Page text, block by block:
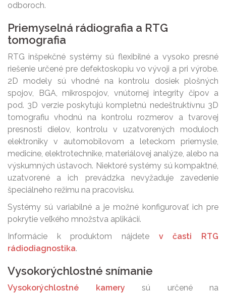
odboroch.
Priemyselná rádiografia a RTG
tomografia
RTG inšpekčné systémy sú flexibilné a vysoko presné
riešenie určené pre defektoskopiu vo vývoji a pri výrobe.
2D modely sú vhodné na kontrolu dosiek plošných
spojov, BGA, mikrospojov, vnútornej integrity čipov a
pod. 3D verzie poskytujú kompletnú nedeštruktívnu 3D
tomografiu vhodnú na kontrolu rozmerov a tvarovej
presnosti dielov, kontrolu v uzatvorených moduloch
elektroniky v automobilovom a leteckom priemysle,
medicíne, elektrotechnike, materiálovej analýze, alebo na
výskumných ústavoch. Niektoré systémy sú kompaktné,
uzatvorené a ich prevádzka nevyžaduje zavedenie
špeciálneho režimu na pracovisku.
Systémy sú variabilné a je možné konfigurovať ich pre
pokrytie veľkého množstva aplikácií.
Informácie k produktom nájdete v časti RTG
rádiodiagnostika.
Vysokorýchlostné snímanie
Vysokorýchlostné kamery sú určené na